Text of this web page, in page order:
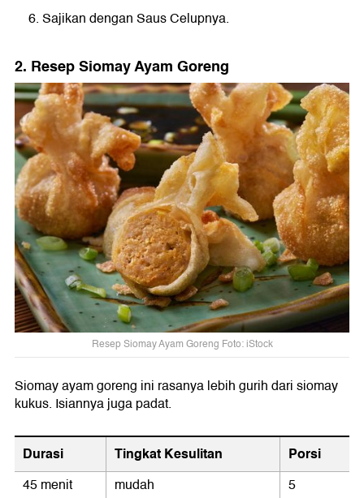
Sajikan dengan Saus Celupnya.
2. Resep Siomay Ayam Goreng
Resep Siomay Ayam Goreng Foto: iStock
Siomay ayam goreng ini rasanya lebih gurih dari siomay
kukus. Isiannya juga padat.
Durasi Tingkat Kesulitan Porsi
45 menit mudah 5